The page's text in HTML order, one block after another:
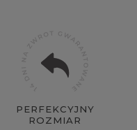
PERFEKCYJNY
ROZMIAR